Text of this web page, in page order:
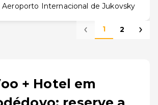
Aeroporto Internacional de Jukovsky
1 2
+ Hotel em